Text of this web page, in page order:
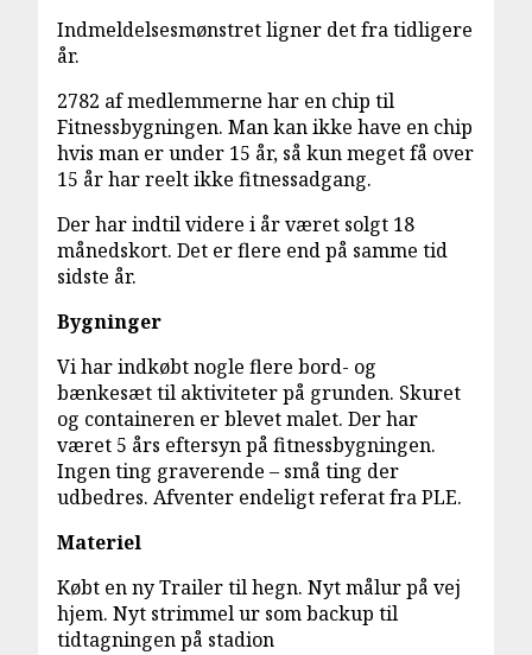
Indmeldelsesmønstret ligner det fra tidligere
år.
2782 af medlemmerne har en chip til
Fitnessbygningen. Man kan ikke have en chip
hvis man er under 15 år, så kun meget få over
15 år har reelt ikke fitnessadgang.
Der har indtil videre i år været solgt 18
månedskort. Det er flere end på samme tid
sidste år.
Bygninger
Vi har indkøbt nogle flere bord- og
bænkesæt til aktiviteter på grunden. Skuret
og containeren er blevet malet. Der har
været 5 års eftersyn på fitnessbygningen.
Ingen ting graverende – små ting der
udbedres. Afventer endeligt referat fra PLE.
Materiel
Købt en ny Trailer til hegn. Nyt målur på vej
hjem. Nyt strimmel ur som backup til
tidtagningen på stadion